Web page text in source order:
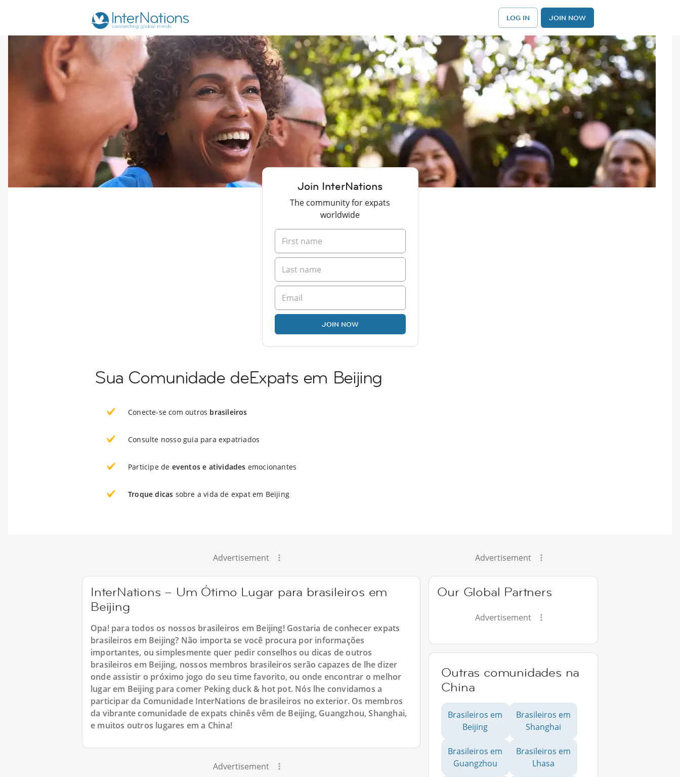
LOG IN JOIN NOW
Join InterNations
The community for expats
worldwide
JOIN NOW
Sua Comunidade deExpats em Beijing
Conecte-se com outros brasileiros
Consulte nosso guia para expatriados
Participe de eventos e atividades emocionantes
Troque dicas sobre a vida de expat em Beijing
Advertisement
InterNations – Um Ótimo Lugar para brasileiros em
Beijing
Opa! para todos os nossos brasileiros em Beijing! Gostaria de conhecer expats
brasileiros em Beijing? Não importa se você procura por informações
importantes, ou simplesmente quer pedir conselhos ou dicas de outros
brasileiros em Beijing, nossos membros brasileiros serão capazes de lhe dizer
onde assistir o próximo jogo do seu time favorito, ou onde encontrar o melhor
lugar em Beijing para comer Peking duck & hot pot. Nós lhe convidamos a
participar da Comunidade InterNations de brasileiros no exterior. Os membros
da vibrante comunidade de expats chinês vêm de Beijing, Guangzhou, Shanghai,
e muitos outros lugares em a China!
Advertisement
Advertisement
Our Global Partners
Advertisement
Outras comunidades na
China
Brasileiros em
Beijing
Brasileiros em
Shanghai
Brasileiros em
Guangzhou
Brasileiros em
Lhasa